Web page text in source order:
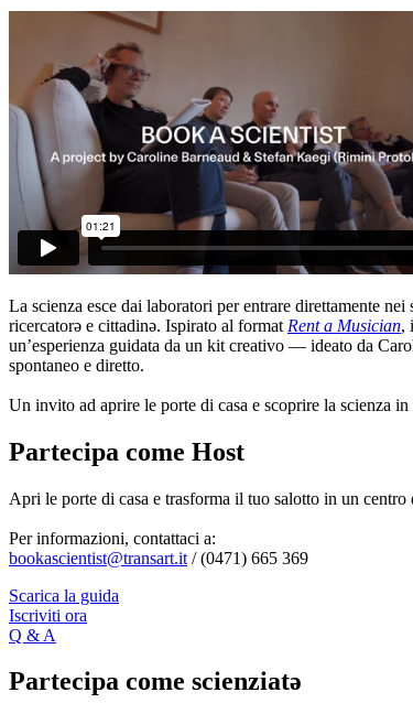
La scienza esce dai laboratori per entrare direttamente
ricercatorə e cittadinə. Ispirato al format Rent a Musician,
un’esperienza guidata da un kit creativo — ideato da
spontaneo e diretto.
Un invito ad aprire le porte di casa e scoprire la scienza
Partecipa come Host
Apri le porte di casa e trasforma il tuo salotto in un
Per informazioni, contattaci a:
bookascientist@transart.it / (0471) 665 369
Scarica la guida
Iscriviti ora
Q & A
Partecipa come scienziatə